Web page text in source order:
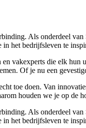
Als onderdeel
het bedrijfsleven te
vakexperts die elk
Of je nu een
toe doen. Van
houden we je op de
Als onderdeel
het bedrijfsleven te